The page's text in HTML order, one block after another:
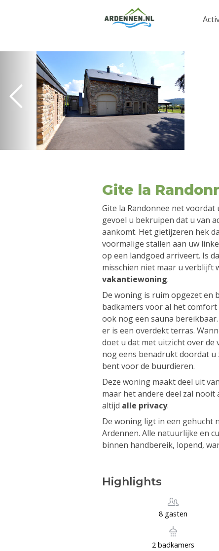
Gite la
Gite la Randonnee net
gevoel u bekruipen dat u van
aankomt. Het gietijzeren hek
voormalige stallen aan uw
op een landgoed arriveert. Is
misschien niet maar u verblijft
vakantiewoning.
De woning is ruim opgezet en
badkamers voor al het
ook nog een sauna
er is een overdekt terras.
doet u dat met uitzicht over de
nog eens benadrukt doordat
bent voor de buurdieren.
Deze woning maakt deel uit
maar het andere deel zal
altijd alle privacy.
De woning ligt in een gehucht
Ardennen. Alle natuurlijke en
binnen handbereik, lopend,
Highlights
8 gasten
2 badkamers